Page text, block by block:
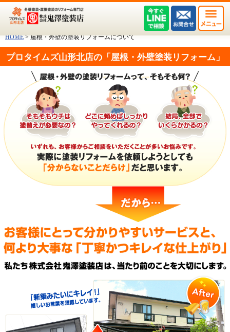
HOME > 屋根・外壁の塗装リフォームについて
プロタイムズ山形北店の「屋根・外壁塗装リフォーム」